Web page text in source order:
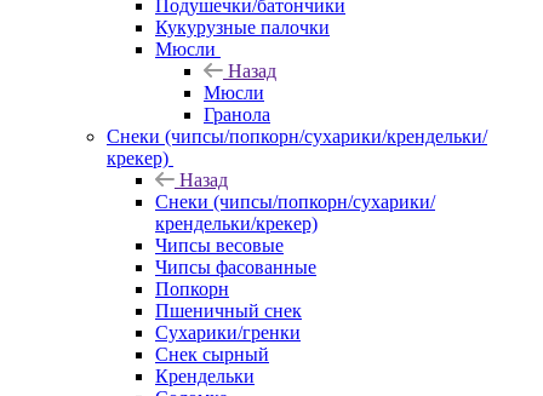
Подушечки/батончики
Кукурузные палочки
Мюсли
Назад
Мюсли
Гранола
Снеки (чипсы/попкорн/сухарики/крендельки/
крекер)
Назад
Снеки (чипсы/попкорн/сухарики/
крендельки/крекер)
Чипсы весовые
Чипсы фасованные
Попкорн
Пшеничный снек
Сухарики/гренки
Снек сырный
Крендельки